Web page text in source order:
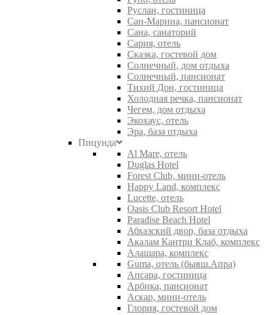
Руслан, гостиница
Сан-Марина, пансионат
Сана, санаторий
Сария, отель
Сказка, гостевой дом
Солнечный, дом отдыха
Солнечный, пансионат
Тихий Дон, гостиница
Холодная речка, пансионат
Чегем, дом отдыха
Экохаус, отель
Эра, база отдыха
Пицунда
Al Mare, отель
Duglas Hotel
Forest Club, мини-отель
Happy Land, комплекс
Lucette, отель
Oasis Club Resort Hotel
Paradise Beach Hotel
Абхазский двор, база отдыха
Акалам Кантри Клаб, комплекс
Алашара, комплекс
Guma, отель (бывш.Апра)
Апсара, гостиница
Арбика, пансионат
Аскар, мини-отель
Глория, гостевой дом